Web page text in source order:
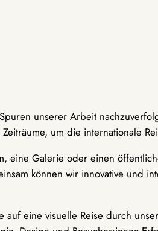
unserer Arbeit
um die internationale
eine Galerie oder einen
können wir innovative
auf eine visuelle Reise durch